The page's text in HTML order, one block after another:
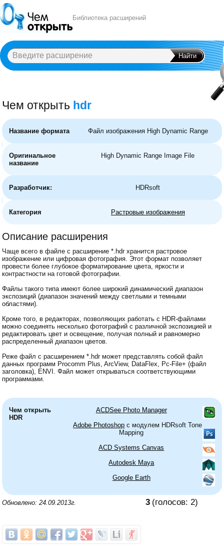
Библиотека расширений
A B C E G H X
Чем открыть hdr
Название формата Файл изображения High Dynamic Range
Оригинальное
название
High Dynamic Range Image File
Разработчик: HDRsoft
Категория Растровые изображения
Описание расширения
Чаще всего в файле с расширение *.hdr хранится растровое
изображение или цифровая фотография. Этот формат позволяет
провести более глубокое форматирование цвета, яркости и
контрастности на готовой фотографии.
Файлы такого типа имеют более широкий динамический диапазон
экспозиций (диапазон значений между светлыми и темными
областями).
Кроме того, в редакторах, позволяющих работать с HDR-файлами
можно соединять несколько фотографий с различной экспозицией и
редактировать цвет и освещение, получая полный и равномерно
распределенный диапазон цветов.
Реже файл с расширением *.hdr может представлять собой файл
данных программ Procomm Plus, ArcView, DataFlex, Pc-File+ (файл
заголовка), ENVI. Файл может открываться соответствующими
программами.
Чем открыть
HDR
ACDSee Photo Manager
Adobe Photoshop с модулем HDRsoft Tone
Mapping
ACD Systems Canvas
Autodesk Maya
Google Earth
Обновлено: 24.09.2013г. 3 (голосов:2)